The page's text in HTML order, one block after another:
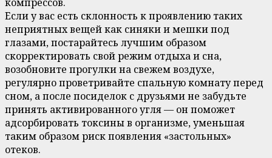
Если у вас есть склонность к проявлению таких
неприятных вещей как синяки и мешки под
глазами, постарайтесь лучшим образом
скорректировать свой режим отдыха и сна,
возобновите прогулки на свежем воздухе,
регулярно проветривайте спальную комнату перед
сном, а после посиделок с друзьями не забудьте
принять активированного угля — он поможет
адсорбировать токсины в организме, уменьшая
таким образом риск появления «застольных»
отеков.